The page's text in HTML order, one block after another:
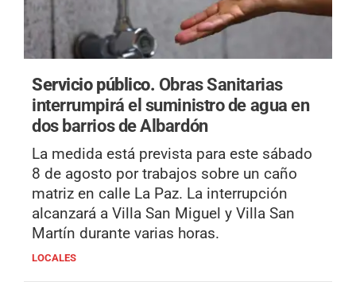
Servicio público. Obras Sanitarias
interrumpirá el suministro de agua en
dos barrios de Albardón
La medida está prevista para este sábado
8 de agosto por trabajos sobre un caño
matriz en calle La Paz. La interrupción
alcanzará a Villa San Miguel y Villa San
Martín durante varias horas.
LOCALES